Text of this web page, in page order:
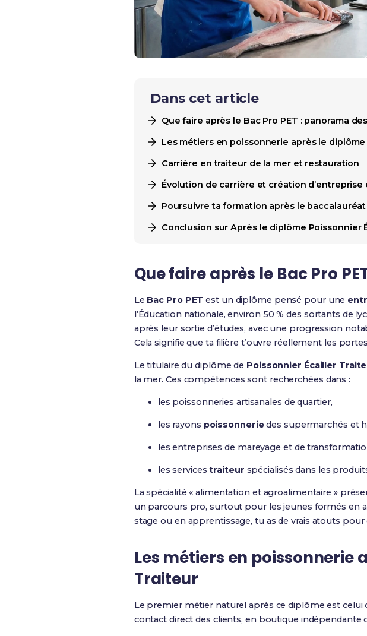
Dans cet article
Que faire après le Bac Pro PET : panorama
Les métiers en poissonnerie après le
Carrière en traiteur de la mer et restauration
Évolution de carrière et création d’entreprise
Poursuivre ta formation après le
Conclusion sur Après le diplôme Poissonnier
Que faire après le Bac Pro
Le Bac Pro PET est un diplôme pensé pour une
l’Éducation nationale, environ 50 % des sortants de
après leur sortie d’études, avec une progression
Cela signifie que ta filière t’ouvre réellement les
Le titulaire du diplôme de Poissonnier Écailler
la mer. Ces compétences sont recherchées dans :
les poissonneries artisanales de quartier,
les rayons poissonneriedes supermarchés et
les entreprises de mareyage et de
les servicestraiteur spécialisés dans les
La spécialité « alimentation et agroalimentaire »
un parcours pro, surtout pour les jeunes formés en
stage ou en apprentissage, tu as de vrais atouts
Les métiers en poissonnerie
Traiteur
Le premier métier naturel après ce diplôme est celui
contact direct des clients, en boutique indépendante